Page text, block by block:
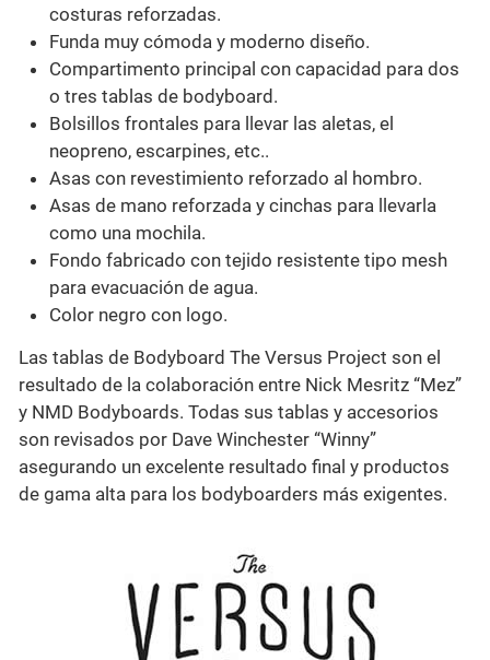
costuras reforzadas.
Funda muy cómoda y moderno diseño.
Compartimento principal con capacidad para dos
o tres tablas de bodyboard.
Bolsillos frontales para llevar las aletas, el
neopreno, escarpines, etc..
Asas con revestimiento reforzado al hombro.
Asas de mano reforzada y cinchas para llevarla
como una mochila.
Fondo fabricado con tejido resistente tipo mesh
para evacuación de agua.
Color negro con logo.
Las tablas de Bodyboard The Versus Project son el
resultado de la colaboración entre Nick Mesritz “Mez”
y NMD Bodyboards. Todas sus tablas y accesorios
son revisados por Dave Winchester “Winny”
asegurando un excelente resultado final y productos
de gama alta para los bodyboarders más exigentes.